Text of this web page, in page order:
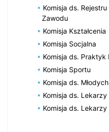
Komisja ds.
Zawodu
Komisja Kształcenia
Komisja Socjalna
Komisja ds.
Komisja Sportu
Komisja ds.
Komisja ds.
Komisja ds.